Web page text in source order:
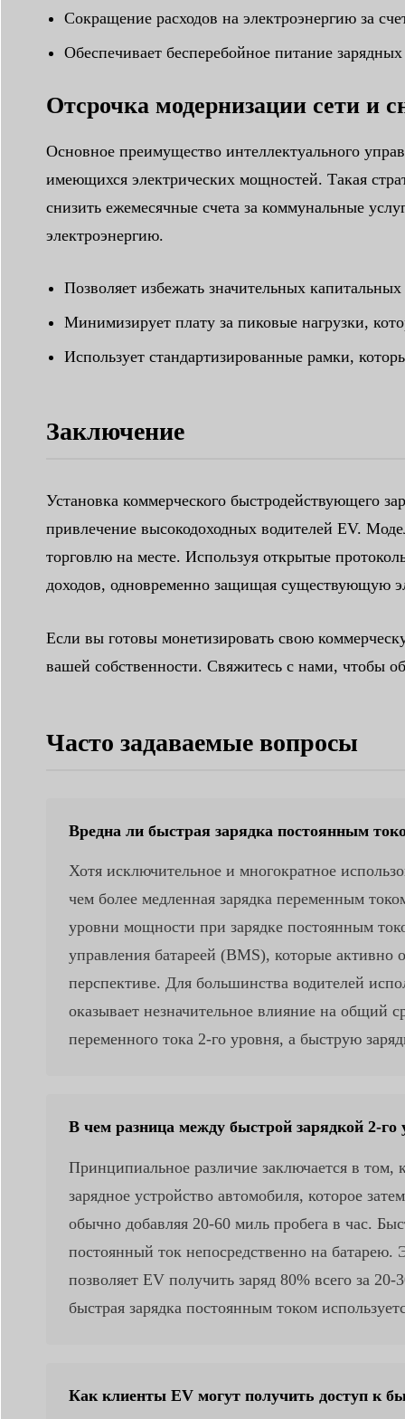
Сокращение расходов на электроэнергию за
Обеспечивает бесперебойное питание
Отсрочка модернизации сети и
Основное преимущество интеллектуального
имеющихся электрических мощностей. Такая
снизить ежемесячные счета за коммунальные
электроэнергию.
Позволяет избежать значительных
Минимизирует плату за пиковые нагрузки,
Использует стандартизированные рамки,
Заключение
Установка коммерческого быстродействующего
привлечение высокодоходных водителей EV.
торговлю на месте. Используя открытые
доходов, одновременно защищая существующую
Если вы готовы монетизировать свою
вашей собственности. Свяжитесь с нами, чтобы
Часто задаваемые вопросы
Вредна ли быстрая зарядка постоянным
Хотя исключительное и многократное
чем более медленная зарядка переменным
уровни мощности при зарядке постоянным
управления батареей (BMS), которые активно
перспективе. Для большинства водителей
оказывает незначительное влияние на общий
переменного тока 2-го уровня, а быструю
В чем разница между быстрой зарядкой 2-го
Принципиальное различие заключается в том,
зарядное устройство автомобиля, которое
обычно добавляя 20-60 миль пробега в час.
постоянный ток непосредственно на батарею.
позволяет EV получить заряд 80% всего за
быстрая зарядка постоянным током
Как клиенты EV могут получить доступ к